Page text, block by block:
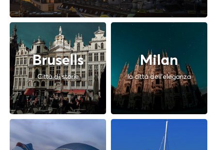
Brusells
Città di storie
Milan
la città dell'eleganza